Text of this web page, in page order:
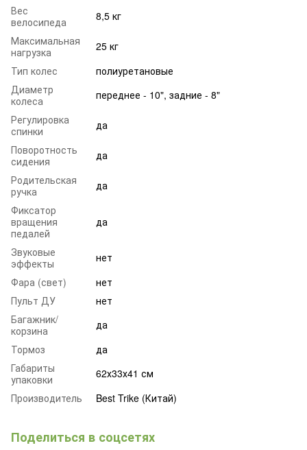
Вес
велосипеда
8,5 кг
Максимальная
нагрузка
25 кг
Тип колес
полиуретановые
Диаметр
колеса
переднее - 10", задние - 8"
Регулировка
спинки
да
Поворотность
сидения
да
Родительская
ручка
да
Фиксатор
вращения
педалей
да
Звуковые
эффекты
нет
Фара (свет)
нет
Пульт ДУ
нет
Багажник/
корзина
да
Тормоз
да
Габариты
упаковки
62х33х41 см
Производитель
Best Trike (Китай)
Поделиться в соцсетях